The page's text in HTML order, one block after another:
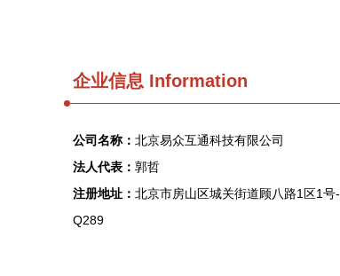
企业信息 Information
公司名称： 北京易众互通科技有限公司
法人代表： 郭哲
注册地址： 北京市房山区城关街道顾八路1区1号-
Q289